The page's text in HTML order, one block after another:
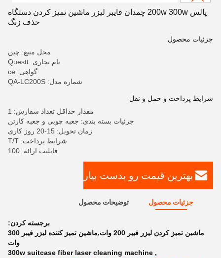
پالس 200w 300w چمدان فايبر ليزر ماشین تمیز کردن دستگاه
حذف زنگ
جزئیات محصول
محل منبع: چین
نام تجاری: Questt
گواهی: ce
شماره مدل: QA-LC200S
شرایط پرداخت و حمل و نقل
مقدار حداقل تعداد سفارش: 1
جزئیات بسته بندی: جعبه چوبی و جعبه کارتن
زمان تحویل: 15-20 روز کاری
شرایط پرداخت: T/T
قابلیت ارائه: 100
بهترین قیمت رو بدست بیار
جزئیات محصول توضیحات محصول
برجسته کردن:
ماشین تمیز کردن لیزر فیبر 200 وات,ماشین تمیز کننده لیزر فیبر 300
وات
,
300w suitcase fiber laser cleaning machine